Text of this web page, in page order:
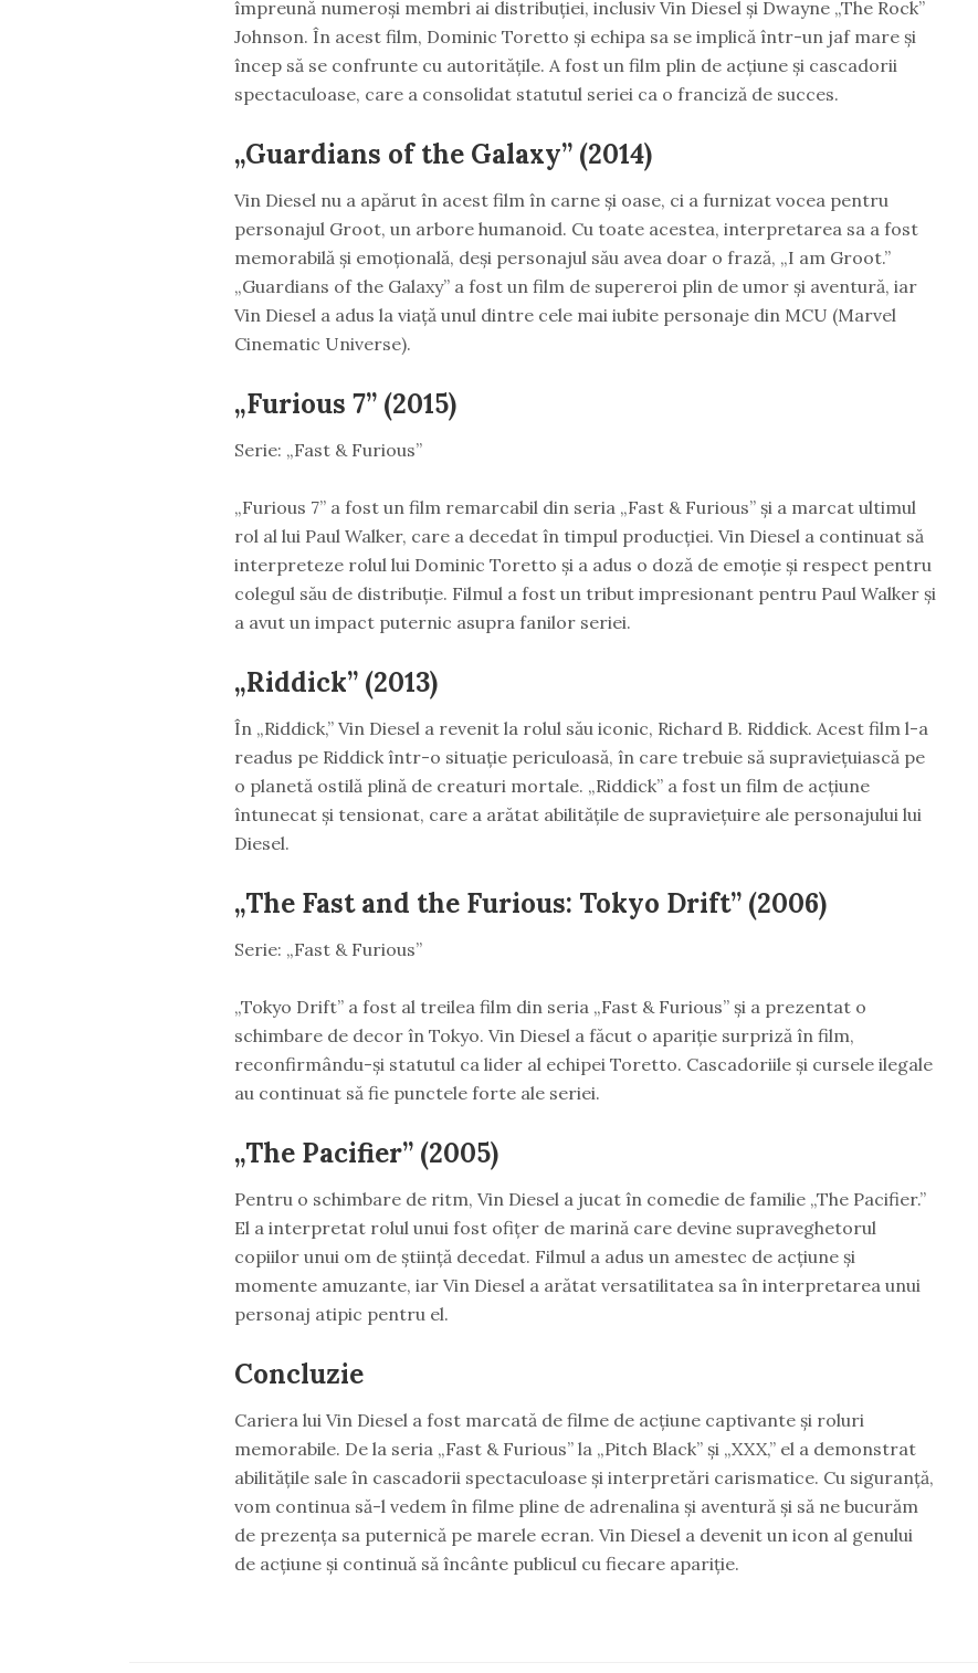
împreună numeroși membri ai distribuției, inclusiv Vin Diesel și Dwayne „The Rock”
Johnson. În acest film, Dominic Toretto și echipa sa se implică într-un jaf mare și
încep să se confrunte cu autoritățile. A fost un film plin de acțiune și cascadorii
spectaculoase, care a consolidat statutul seriei ca o franciză de succes.
„Guardians of the Galaxy” (2014)
Vin Diesel nu a apărut în acest film în carne și oase, ci a furnizat vocea pentru
personajul Groot, un arbore humanoid. Cu toate acestea, interpretarea sa a fost
memorabilă și emoțională, deși personajul său avea doar o frază, „I am Groot.”
„Guardians of the Galaxy” a fost un film de supereroi plin de umor și aventură, iar
Vin Diesel a adus la viață unul dintre cele mai iubite personaje din MCU (Marvel
Cinematic Universe).
„Furious 7” (2015)
Serie: „Fast & Furious”
„Furious 7” a fost un film remarcabil din seria „Fast & Furious” și a marcat ultimul
rol al lui Paul Walker, care a decedat în timpul producției. Vin Diesel a continuat să
interpreteze rolul lui Dominic Toretto și a adus o doză de emoție și respect pentru
colegul său de distribuție. Filmul a fost un tribut impresionant pentru Paul Walker și
a avut un impact puternic asupra fanilor seriei.
„Riddick” (2013)
În „Riddick,” Vin Diesel a revenit la rolul său iconic, Richard B. Riddick. Acest film l-a
readus pe Riddick într-o situație periculoasă, în care trebuie să supraviețuiască pe
o planetă ostilă plină de creaturi mortale. „Riddick” a fost un film de acțiune
întunecat și tensionat, care a arătat abilitățile de supraviețuire ale personajului lui
Diesel.
„The Fast and the Furious: Tokyo Drift” (2006)
Serie: „Fast & Furious”
„Tokyo Drift” a fost al treilea film din seria „Fast & Furious” și a prezentat o
schimbare de decor în Tokyo. Vin Diesel a făcut o apariție surpriză în film,
reconfirmându-și statutul ca lider al echipei Toretto. Cascadoriile și cursele ilegale
au continuat să fie punctele forte ale seriei.
„The Pacifier” (2005)
Pentru o schimbare de ritm, Vin Diesel a jucat în comedie de familie „The Pacifier.”
El a interpretat rolul unui fost ofițer de marină care devine supraveghetorul
copiilor unui om de știință decedat. Filmul a adus un amestec de acțiune și
momente amuzante, iar Vin Diesel a arătat versatilitatea sa în interpretarea unui
personaj atipic pentru el.
Concluzie
Cariera lui Vin Diesel a fost marcată de filme de acțiune captivante și roluri
memorabile. De la seria „Fast & Furious” la „Pitch Black” și „XXX,” el a demonstrat
abilitățile sale în cascadorii spectaculoase și interpretări carismatice. Cu siguranță,
vom continua să-l vedem în filme pline de adrenalina și aventură și să ne bucurăm
de prezența sa puternică pe marele ecran. Vin Diesel a devenit un icon al genului
de acțiune și continuă să încânte publicul cu fiecare apariție.